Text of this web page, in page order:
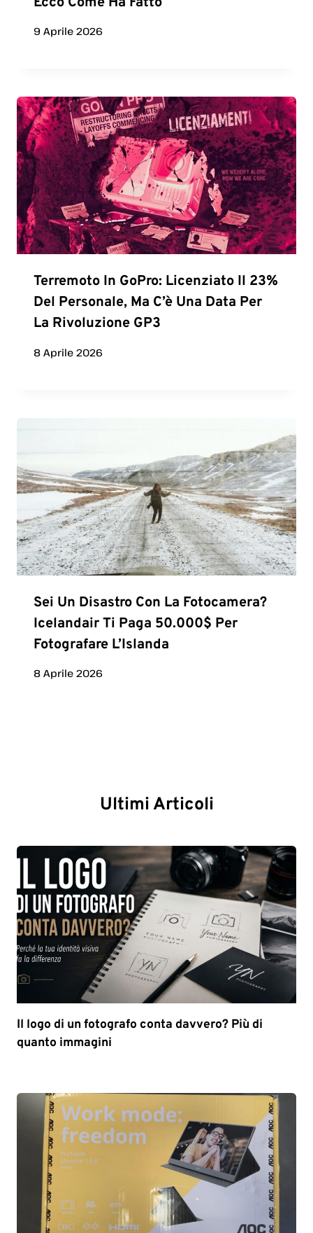
9 Aprile 2026
Terremoto In GoPro: Licenziato Il 23%
Del Personale, Ma C’è Una Data Per
La Rivoluzione GP3
8 Aprile 2026
Sei Un Disastro Con La Fotocamera?
Icelandair Ti Paga 50.000$ Per
Fotografare L’Islanda
8 Aprile 2026
Ultimi Articoli
Il logo di un fotografo conta davvero? Più di
quanto immagini